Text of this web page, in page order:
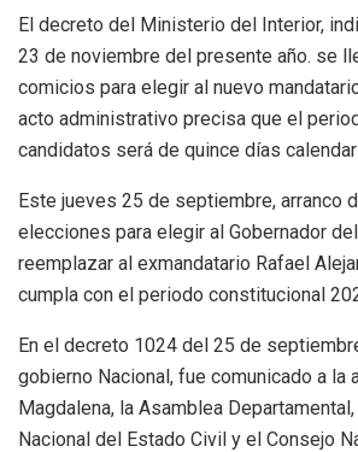
El decreto del Ministerio del Interior,
23 de noviembre del presente año. se
comicios para elegir al nuevo
acto administrativo precisa que el
candidatos será de quince días
Este jueves 25 de septiembre, arranco
elecciones para elegir al Gobernador
reemplazar al exmandatario Rafael
cumpla con el periodo constitucional
En el decreto 1024 del 25 de
gobierno Nacional, fue comunicado a la
Magdalena, la Asamblea
Nacional del Estado Civil y el Consejo